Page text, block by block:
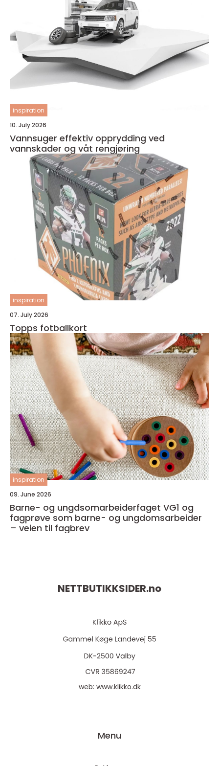
inspiration
10. July 2026
Vannsuger effektiv opprydding ved
vannskader og våt rengjøring
inspiration
07. July 2026
Topps fotballkort
inspiration
09. June 2026
Barne- og ungdsomarbeiderfaget VG1 og
fagprøve som barne- og ungdomsarbeider
– veien til fagbrev
NETTBUTIKKSIDER.no
web: www.klikko.dk
Menu